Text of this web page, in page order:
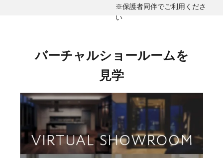
※保護者同伴でご利用くださ
い
バーチャルショールームを
見学